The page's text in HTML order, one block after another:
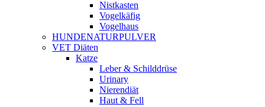
Nistkasten
Vogelkäfig
Vogelhaus
HUNDENATURPULVER
VET Diäten
Katze
Leber & Schilddrüse
Urinary
Nierendiät
Haut & Fell